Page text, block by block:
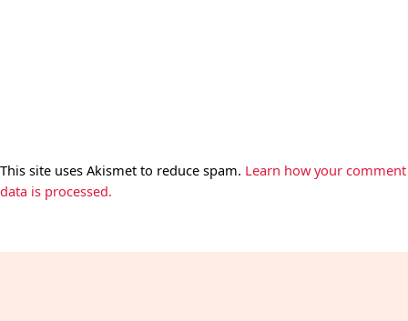
This site uses Akismet to reduce spam. Learn how your comment
data is processed.